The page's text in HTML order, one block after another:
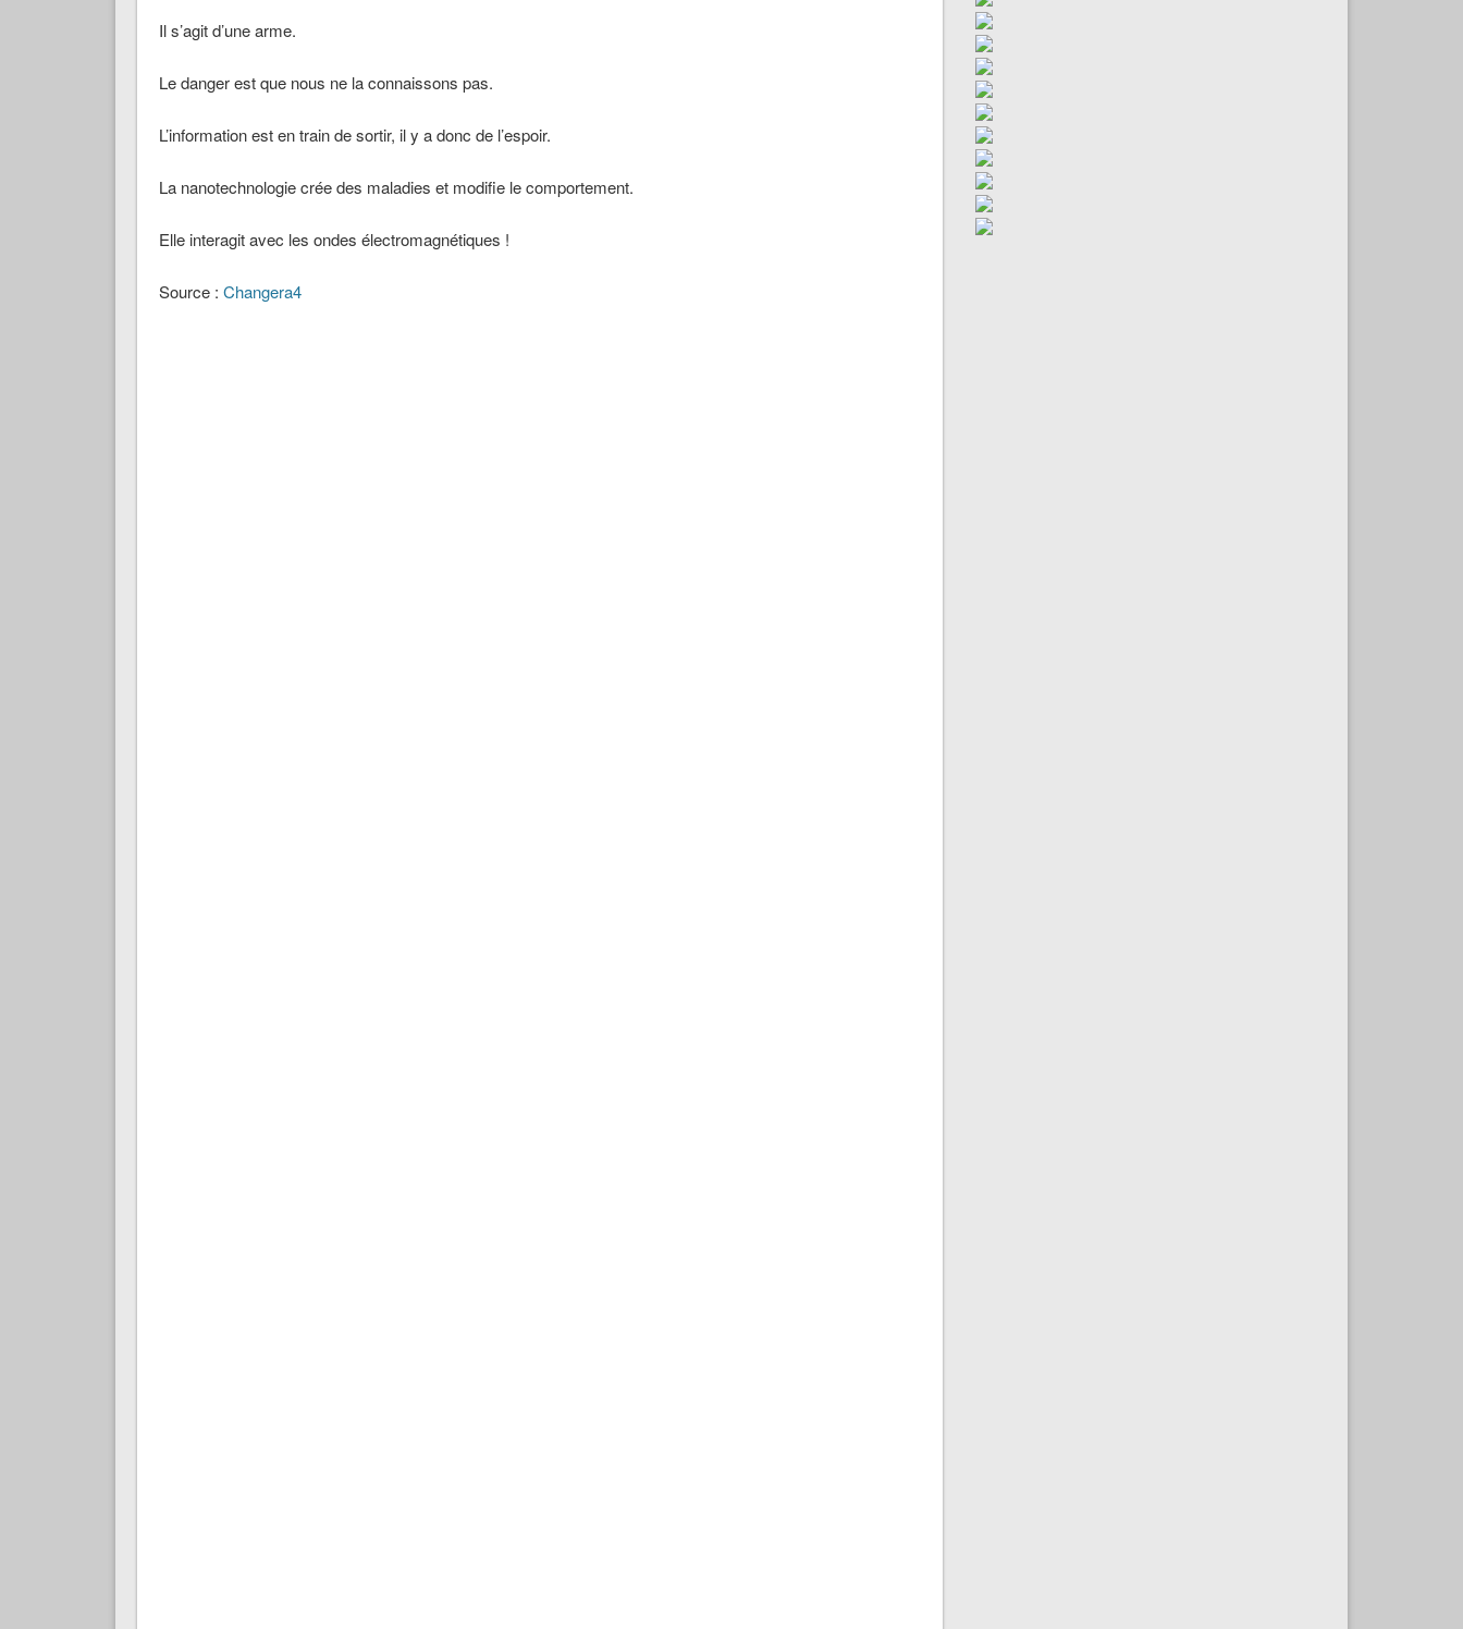
Il s’agit d’une arme.
Le danger est que nous ne la connaissons pas.
L’information est en train de sortir, il y a donc de l’espoir.
La nanotechnologie crée des maladies et modifie le comportement.
Elle interagit avec les ondes électromagnétiques !
Source : Changera4